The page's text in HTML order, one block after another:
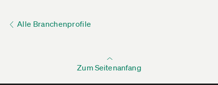
Alle Branchenprofile
Zum Seitenanfang